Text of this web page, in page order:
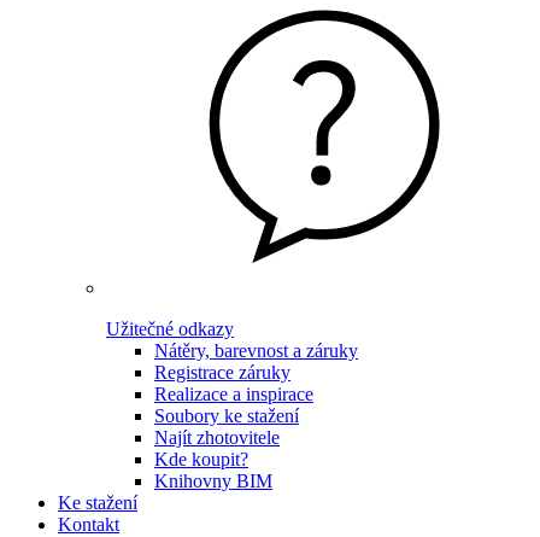
Užitečné odkazy
Nátěry, barevnost a záruky
Registrace záruky
Realizace a inspirace
Soubory ke stažení
Najít zhotovitele
Kde koupit?
Knihovny BIM
Ke stažení
Kontakt